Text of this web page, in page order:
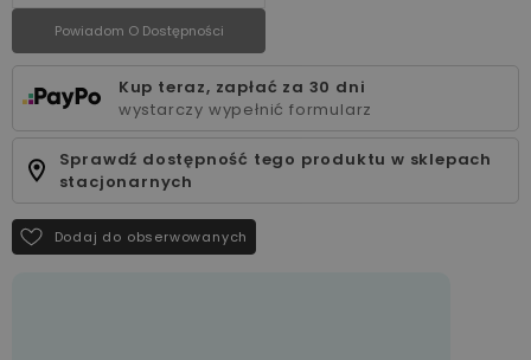
Powiadom O Dostępności
Kup teraz, zapłać za 30 dni
wystarczy wypełnić formularz
Sprawdź dostępność tego produktu w sklepach
stacjonarnych
Dodaj do obserwowanych